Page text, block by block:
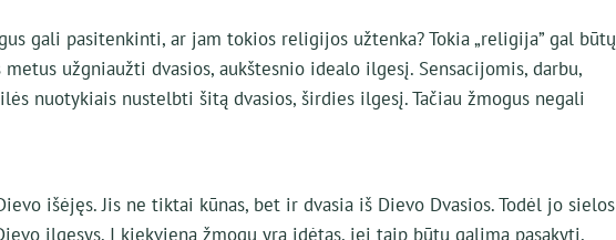
gali pasitenkinti, ar jam tokios religijos užtenka? Tokia „religija” gal būtų
užgniaužti dvasios, aukštesnio idealo ilgesį. Sensacijomis, darbu,
nuotykiais nustelbti šitą dvasios, širdies ilgesį. Tačiau žmogus negali
išėjęs. Jis ne tiktai kūnas, bet ir dvasia iš Dievo Dvasios. Todėl jo sielos
ilgesys. Į kiekvieną žmogų yra įdėtas, jei taip būtų galima pasakyti,